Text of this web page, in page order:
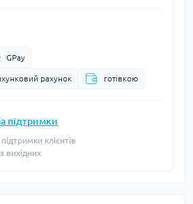
GPay
рахунок готівкою
підтримки
клієнтів
вихідних